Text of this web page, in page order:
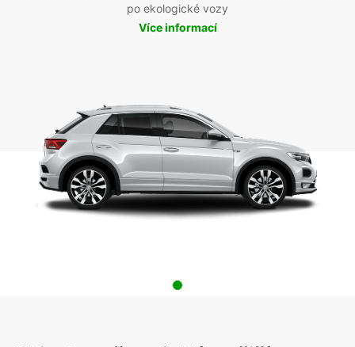
po ekologické vozy
Více informací